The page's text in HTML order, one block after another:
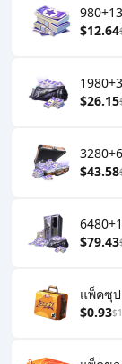
$12.64
$26.15
$43.58
$79.43
แพ็คซุป
$0.93